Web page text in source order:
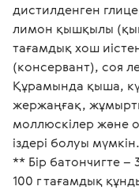
дистилденген
лимон қышқылы
тағамдық хош
(консервант), соя
Құрамында қыша,
жержаңғақ,
моллюскілер және
іздері болуы мүмкін.
** Бір батончигте –
100 г тағамдық